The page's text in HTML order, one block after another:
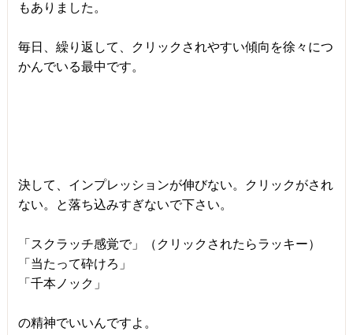
もありました。
毎日、繰り返して、クリックされやすい傾向を徐々につ
かんでいる最中です。
決して、インプレッションが伸びない。クリックがされ
ない。と落ち込みすぎないで下さい。
「スクラッチ感覚で」（クリックされたらラッキー）
「当たって砕けろ」
「千本ノック」
の精神でいいんですよ。